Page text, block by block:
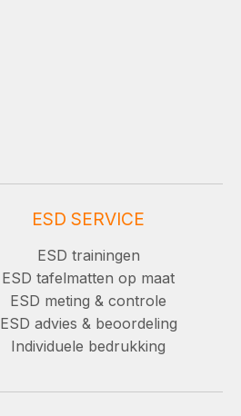
ESD SERVICE
ESD trainingen
ESD tafelmatten op maat
ESD meting & controle
ESD advies & beoordeling
Individuele bedrukking